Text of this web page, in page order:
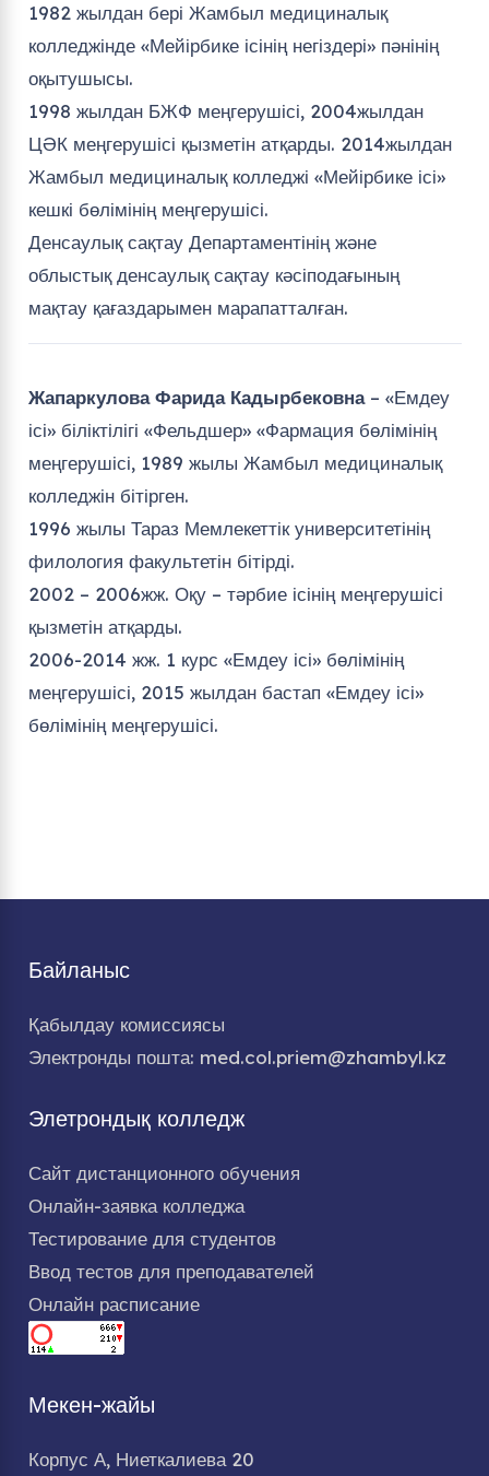
1982 жылдан бері Жамбыл медициналық
колледжінде «Мейірбике ісінің негіздері» пәнінің
оқытушысы.
1998 жылдан БЖФ меңгерушісі, 2004жылдан
ЦӘК меңгерушісі қызметін атқарды. 2014жылдан
Жамбыл медициналық колледжі «Мейірбике ісі»
кешкі бөлімінің меңгерушісі.
Денсаулық сақтау Департаментінің және
облыстық денсаулық сақтау кәсіподағының
мақтау қағаздарымен марапатталған.
Жапаркулова Фарида Кадырбековна– «Емдеу
ісі» біліктілігі «Фельдшер» «Фармация бөлімінің
меңгерушісі, 1989 жылы Жамбыл медициналық
колледжін бітірген.
1996 жылы Тараз Мемлекеттік университетінің
филология факультетін бітірді.
2002 – 2006жж. Оқу – тәрбие ісінің меңгерушісі
қызметін атқарды.
2006-2014 жж. 1 курс «Емдеу ісі» бөлімінің
меңгерушісі, 2015 жылдан бастап «Емдеу ісі»
бөлімінің меңгерушісі.
Байланыс
Қабылдау комиссиясы
Электронды пошта: med.col.priem@zhambyl.kz
Элетрондық колледж
Сайт дистанционного обучения
Онлайн-заявка колледжа
Тестирование для студентов
Ввод тестов для преподавателей
Онлайн расписание
Мекен-жайы
Корпус А, Ниеткалиева 20